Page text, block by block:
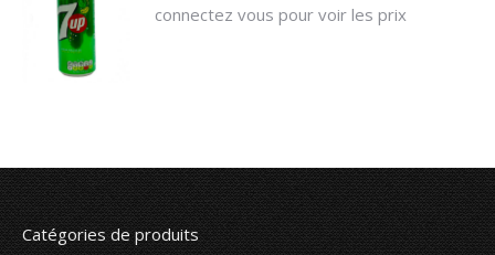
connectez vous pour voir les prix
Catégories de produits